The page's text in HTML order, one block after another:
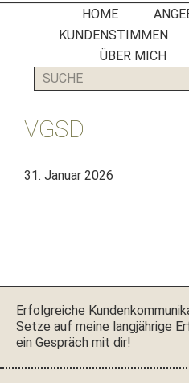
Media
Manager
PR-
Agenturen
HOME
KUNDENSTIMMEN
ÜBER MICH
SUCHE
VGSD
31. Januar 2026
Erfol­gre­iche
Set­ze auf meine langjährige
ein Gespräch mit dir!